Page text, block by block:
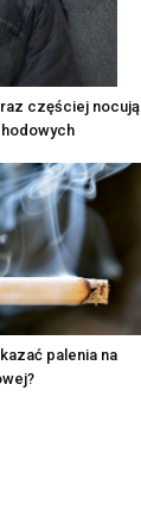
częściej nocują
palenia na